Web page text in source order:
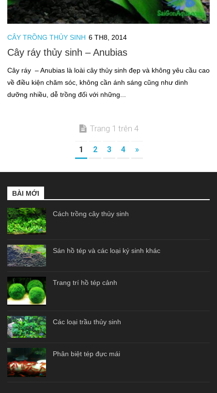
CÂY TRỒNG THỦY SINH 6 TH8, 2014
Cây ráy thủy sinh – Anubias
Cây ráy – Anubias là loài cây thủy sinh đẹp và không yêu cầu cao
về điều kiện chăm sóc, không cần ánh sáng cũng như dinh
dưỡng nhiều, dễ trồng đối với những...
Trang 1 trên 4
1 2 3 4 »
BÀI MỚI
Cách trồng cây thủy sinh
Sán hồ tép và các loại ký sinh khác
Trang trí hồ tép cảnh
Các loại trầu thủy sinh
Phân biệt tép đực mái